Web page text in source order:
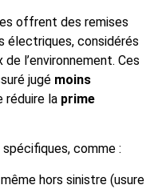
offrent des remises
électriques, considérés
l’environnement. Ces
jugé moins
réduire la prime
comme :
hors sinistre (usure